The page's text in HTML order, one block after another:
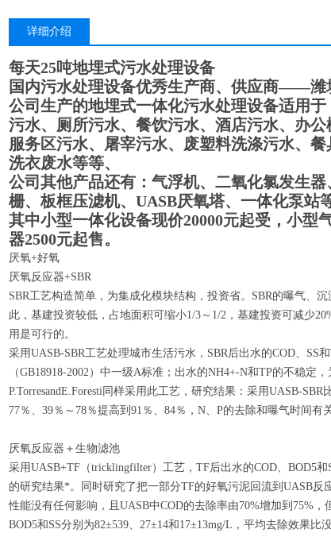
详细介绍
每天25吨地埋式污水处理设备
国内污水处理设备优秀生产商、供应商——潍
公司生产的地埋式一体化污水处理设备适用
污水、厕所污水、餐饮污水、酒店污水、办公
服务区污水、屠宰污水、废塑料洗涤污水、餐
洗衣废水等等、
公司其他产品还有：气浮机、二氧化氯发生
栅、板框压滤机、UASB厌氧塔、一体化泵站等
其中小型一体化设备现价20000元起受，小型
器2500元起售。
厌氧+好氧
厌氧反应器+SBR
SBR工艺构造简单，为集成化模块结构，投资省。SBR的曝气、
此，基建投资较低，占地面积可缩小1/3～1/2，基建投资可减少
用是可行的。
采用UASB-SBR工艺处理城市生活污水，SBR后出水的COD、SS
（GB18918-2002）中一级A标准；出水的NH4+-N和TP的不稳定，
P.TorresandE.Foresti同样采用此工艺，研究结果：采用UASB-
77％、39％～78％提高到91％、84％，N、P的去除和曝气时间有关
厌氧反应器＋生物滤池
采用UASB+TF（tricklingfilter）工艺，TF后出水的COD、BOD5
的研究结果*。同时研究了把一部分TF的好氧污泥回流到UASB
性能没有任何影响，且UASB中COD的去除率由70%增加到75%，
BOD5和SS分别为82±539、27±14和17±13mg/L，平均去除效果